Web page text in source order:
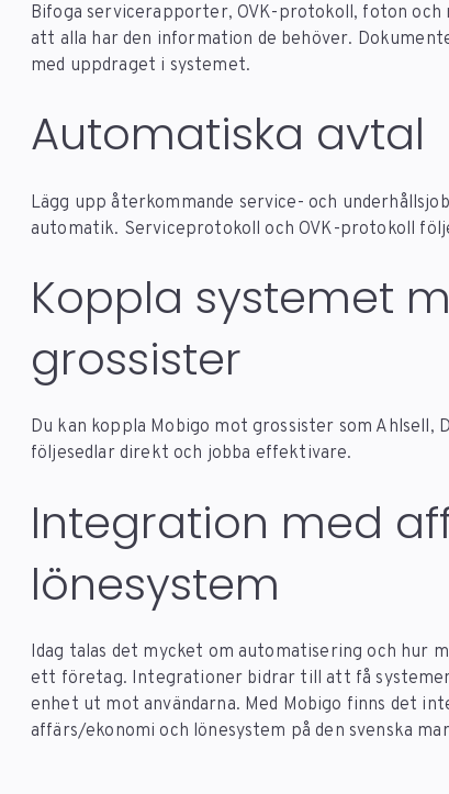
Bifoga servicerapporter, OVK-protokoll, foton
att alla har den information de behöver.
med uppdraget i systemet.
Automatiska avtal
Lägg upp återkommande service- och
automatik. Serviceprotokoll och OVK-protokoll
Koppla systemet
grossister
Du kan koppla Mobigo mot grossister som Ahlsell,
följesedlar direkt och jobba effektivare.
Integration med
lönesystem
Idag talas det mycket om automatisering och hur
ett företag. Integrationer bidrar till att få
enhet ut mot användarna. Med Mobigo finns det
affärs/ekonomi och lönesystem på den svenska